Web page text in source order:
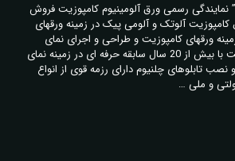
” نمایندگی رسمی ورق آلومینیوم کامپوزیت فروش
آلوتک و آلومی پیک در زمینه ورقهای
ورقهای کامپوزیت و طراحی و اجرای نمای
کامپوزیت ورق کامپوزیت با بیش از 20 سال سابقه حرفه ای در زمینه نمای
تابلوهای چلنیوم دارای رزمه قوی از انواع
و ملی …